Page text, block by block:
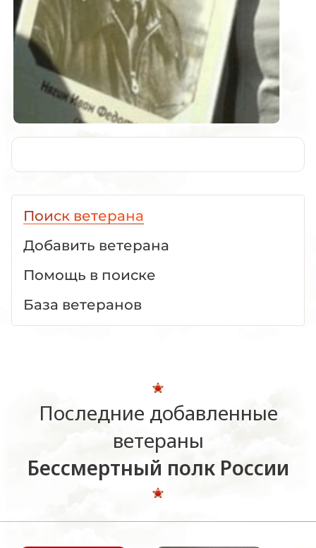
Поиск ветерана
Добавить ветерана
Помощь в поиске
База ветеранов
Последние добавленные
ветераны
Бессмертный полк России